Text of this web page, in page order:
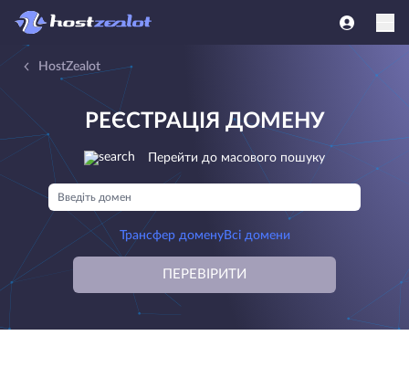
HostZealot
РЕЄСТРАЦІЯ ДОМЕНУ
Перейти до масового пошуку
Трансфер доменуВсі домени
ПЕРЕВІРИТИ